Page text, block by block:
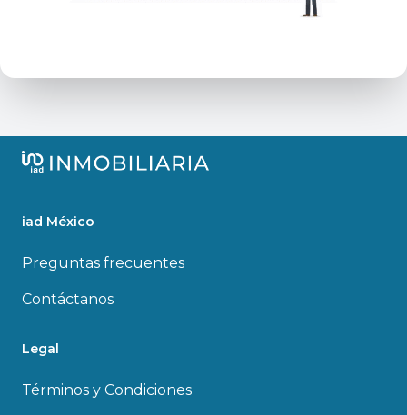
iad México
Preguntas frecuentes
Contáctanos
Legal
Términos y Condiciones